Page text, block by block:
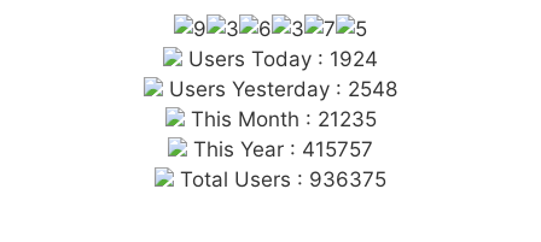
Users Today : 1924
Users Yesterday : 2548
This Month : 21235
This Year : 415757
Total Users : 936375